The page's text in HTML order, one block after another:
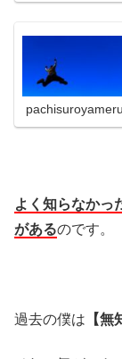
よく知らなかっ
があるのです。
過去の僕は 【無